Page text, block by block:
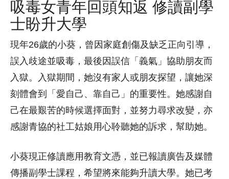
吸毒女青年回頭知返 修讀副學
士盼升大學
現年26歲的小葵，曾因家庭創傷及缺乏正向引導，
誤入歧途並吸毒，最後因誤信「義氣」協助朋友而
入獄。入獄期間，她沒有家人或朋友探望，讓她深
刻體會到「愛自己、靠自己」的重要性。她感謝自
己在最艱苦的時候選擇面對，並努力尋求改變，亦
感謝青協的社工姑娘用心聆聽她的訴求，幫助她。
小葵現正修讀應用教育文憑，並已報讀廣告及媒體
傳播副學士課程，希望將來能夠升讀大學。她已考